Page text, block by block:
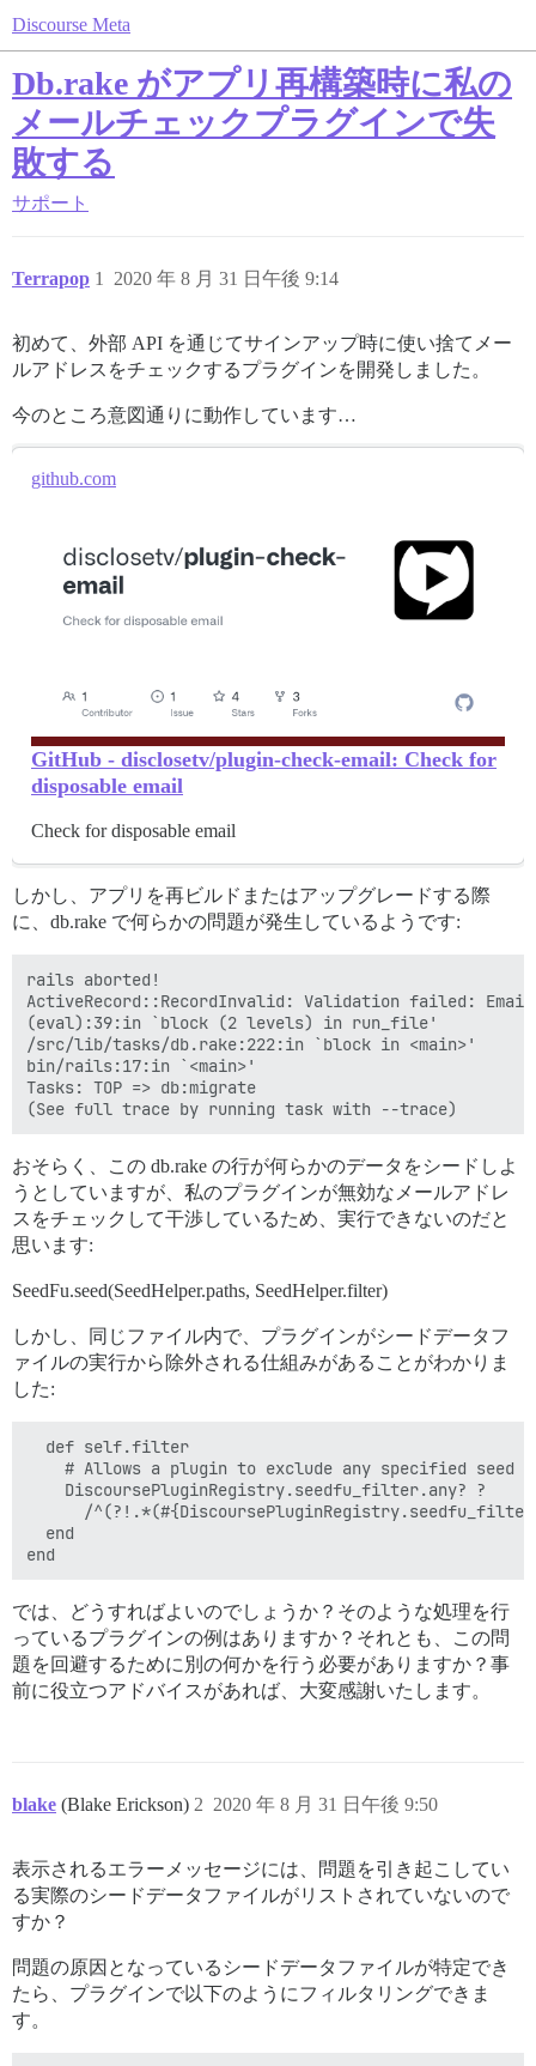
Discourse Meta
Db.rake がアプリ再構築時に私の
メールチェックプラグインで失
敗する
サポート
Terrapop 2020 年 8 月 31 日午後 9:14
1
初めて、外部 API を通じてサインアップ時に使い捨てメー
ルアドレスをチェックするプラグインを開発しました。
今のところ意図通りに動作しています…
github.com
GitHub - disclosetv/plugin-check-email: Check for
disposable email
Check for disposable email
しかし、アプリを再ビルドまたはアップグレードする際
に、db.rake で何らかの問題が発生しているようです:
rails aborted!
ActiveRecord::RecordInvalid: Validation failed:
(eval):39:in `block (2 levels) in run_file'
/src/lib/tasks/db.rake:222:in `block in <main>'
bin/rails:17:in `<main>'
Tasks: TOP => db:migrate
おそらく、この db.rake の行が何らかのデータをシードしよ
うとしていますが、私のプラグインが無効なメールアドレ
スをチェックして干渉しているため、実行できないのだと
思います:
SeedFu.seed(SeedHelper.paths, SeedHelper.filter)
しかし、同じファイル内で、プラグインがシードデータフ
ァイルの実行から除外される仕組みがあることがわかりま
した:
  def self.filter
# Allows a plugin to exclude any specified seed
    DiscoursePluginRegistry.seedfu_filter.any? ?
/
  end
では、どうすればよいのでしょうか？そのような処理を行
っているプラグインの例はありますか？それとも、この問
題を回避するために別の何かを行う必要がありますか？事
前に役立つアドバイスがあれば、大変感謝いたします。
blake (Blake Erickson) 2020 年 8 月 31 日午後 9:50
2
表示されるエラーメッセージには、問題を引き起こしてい
る実際のシードデータファイルがリストされていないので
すか？
問題の原因となっているシードデータファイルが特定でき
たら、プラグインで以下のようにフィルタリングできま
す。